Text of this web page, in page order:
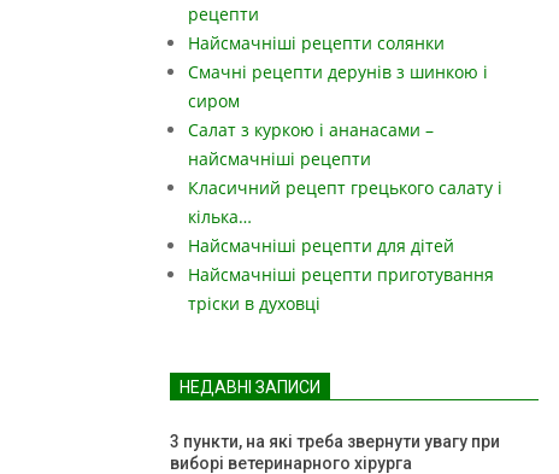
рецепти
Найсмачніші рецепти солянки
Смачні рецепти дерунів з шинкою і
сиром
Салат з куркою і ананасами –
найсмачніші рецепти
Класичний рецепт грецького салату і
кілька…
Найсмачніші рецепти для дітей
Найсмачніші рецепти приготування
тріски в духовці
НЕДАВНІ ЗАПИСИ
3 пункти, на які треба звернути увагу при
виборі ветеринарного хірурга